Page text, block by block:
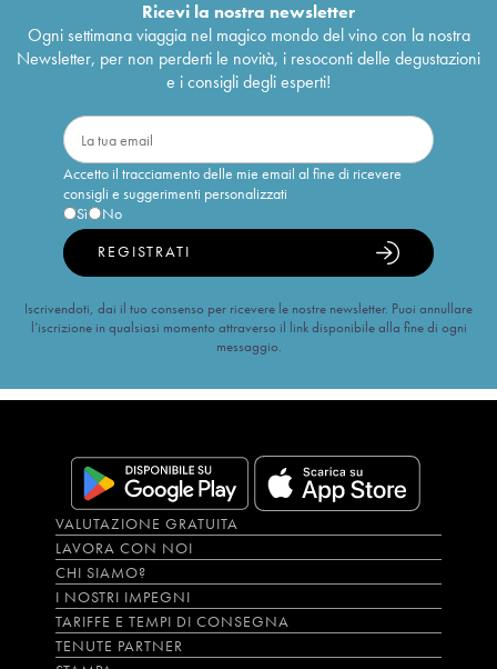
Ricevi la nostra newsletter
Ogni settimana viaggia nel magico mondo del vino con la nostra
Newsletter, per non perderti le novità, i resoconti delle degustazioni
e i consigli degli esperti!
Accetto il tracciamento delle mie email al fine di ricevere
consigli e suggerimenti personalizzati
Sì
No
REGISTRATI
Iscrivendoti, dai il tuo consenso per ricevere le nostre newsletter. Puoi annullare
l’iscrizione in qualsiasi momento attraverso il link disponibile alla fine di ogni
messaggio.
VALUTAZIONE GRATUITA
LAVORA CON NOI
CHI SIAMO?
I NOSTRI IMPEGNI
TARIFFE E TEMPI DI CONSEGNA
TENUTE PARTNER